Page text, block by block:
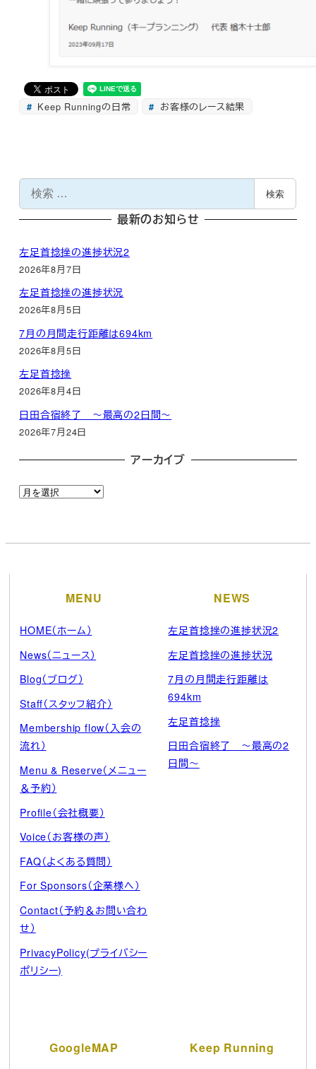
Keep Runningの日常 お客様のレース結果
索
検索
最新のお知らせ
左足首捻挫の進捗状況2
2026年8月7日
左足首捻挫の進捗状況
2026年8月5日
7月の月間走行距離は694km
2026年8月5日
左足首捻挫
2026年8月4日
日田合宿終了 ～最高の2日間～
2026年7月24日
アーカイブ
ア
イ
MENU
HOME（ホーム）
News（ニュース）
Blog（ブログ）
Staff（スタッフ紹介）
Membership flow（入会の
流れ）
Menu & Reserve（メニュー
＆予約）
Profile（会社概要）
Voice（お客様の声）
FAQ（よくある質問）
For Sponsors（企業様へ）
Contact（予約＆お問い合わ
せ）
PrivacyPolicy(プライバシー
ポリシー)
NEWS
左足首捻挫の進捗状況2
左足首捻挫の進捗状況
7月の月間走行距離は
694km
左足首捻挫
日田合宿終了 ～最高の2
日間～
GoogleMAP Keep Running